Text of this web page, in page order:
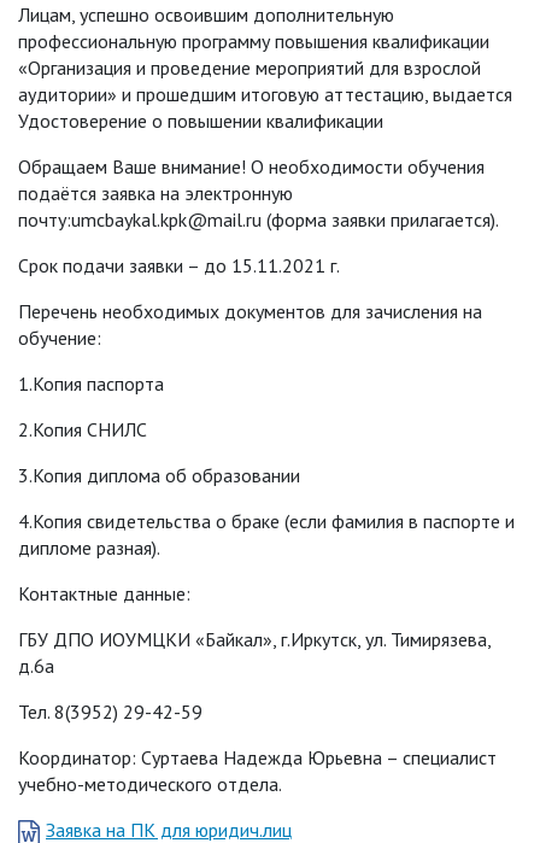
Лицам, успешно освоившим дополнительную
профессиональную программу повышения квалификации
«Организация и проведение мероприятий для взрослой
аудитории» и прошедшим итоговую аттестацию, выдается
Удостоверение о повышении квалификации
Обращаем Ваше внимание! О необходимости обучения
подаётся заявка на электронную
почту:umcbaykal.kpk@mail.ru (форма заявки прилагается).
Срок подачи заявки – до 15.11.2021 г.
Перечень необходимых документов для зачисления на
обучение:
1.Копия паспорта
2.Копия СНИЛС
3.Копия диплома об образовании
4.Копия свидетельства о браке (если фамилия в паспорте и
дипломе разная).
Контактные данные:
ГБУ ДПО ИОУМЦКИ «Байкал», г.Иркутск, ул. Тимирязева,
д.6а
Тел. 8(3952) 29-42-59
Координатор: Суртаева Надежда Юрьевна – специалист
учебно-методического отдела.
Заявка на ПК для юридич.лиц